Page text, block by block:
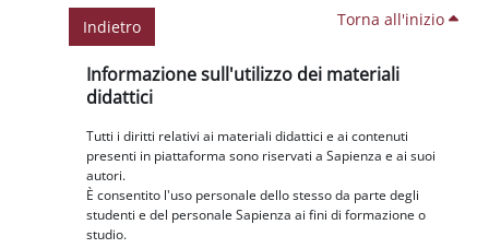
Indietro Torna all'inizio
Blocchi
Informazione sull'utilizzo dei materiali
didattici
Tutti i diritti relativi ai materiali didattici e ai contenuti
presenti in piattaforma sono riservati a Sapienza e ai suoi
autori.
È consentito l'uso personale dello stesso da parte degli
studenti e del personale Sapienza ai fini di formazione o
studio.